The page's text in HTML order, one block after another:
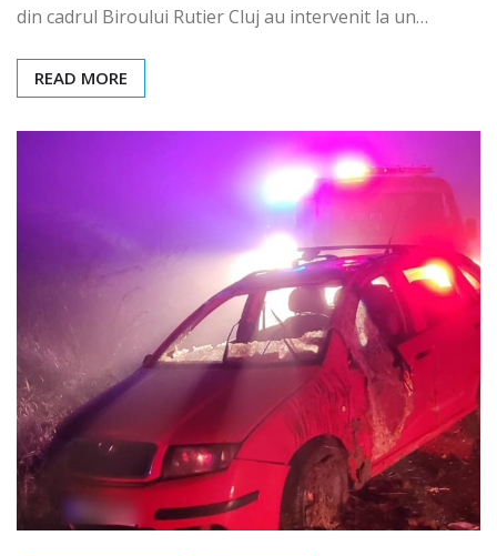
din cadrul Biroului Rutier Cluj au intervenit la un…
READ MORE